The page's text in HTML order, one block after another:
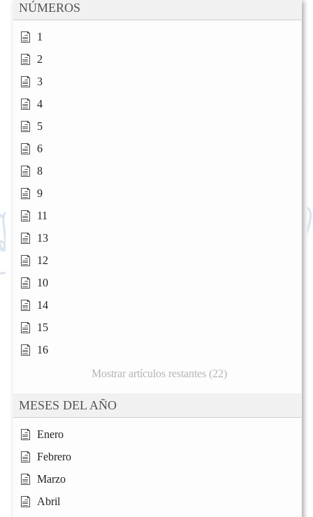
NÚMEROS
1
2
3
4
5
6
8
9
11
13
12
10
14
15
16
Mostrar artículos restantes (22)
MESES DEL AÑO
Enero
Febrero
Marzo
Abril